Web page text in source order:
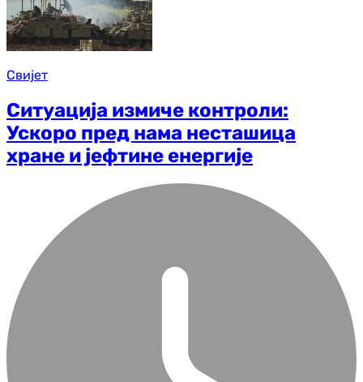
Свијет
Ситуација измиче контроли:
Ускоро пред нама несташица
хране и јефтине енергије